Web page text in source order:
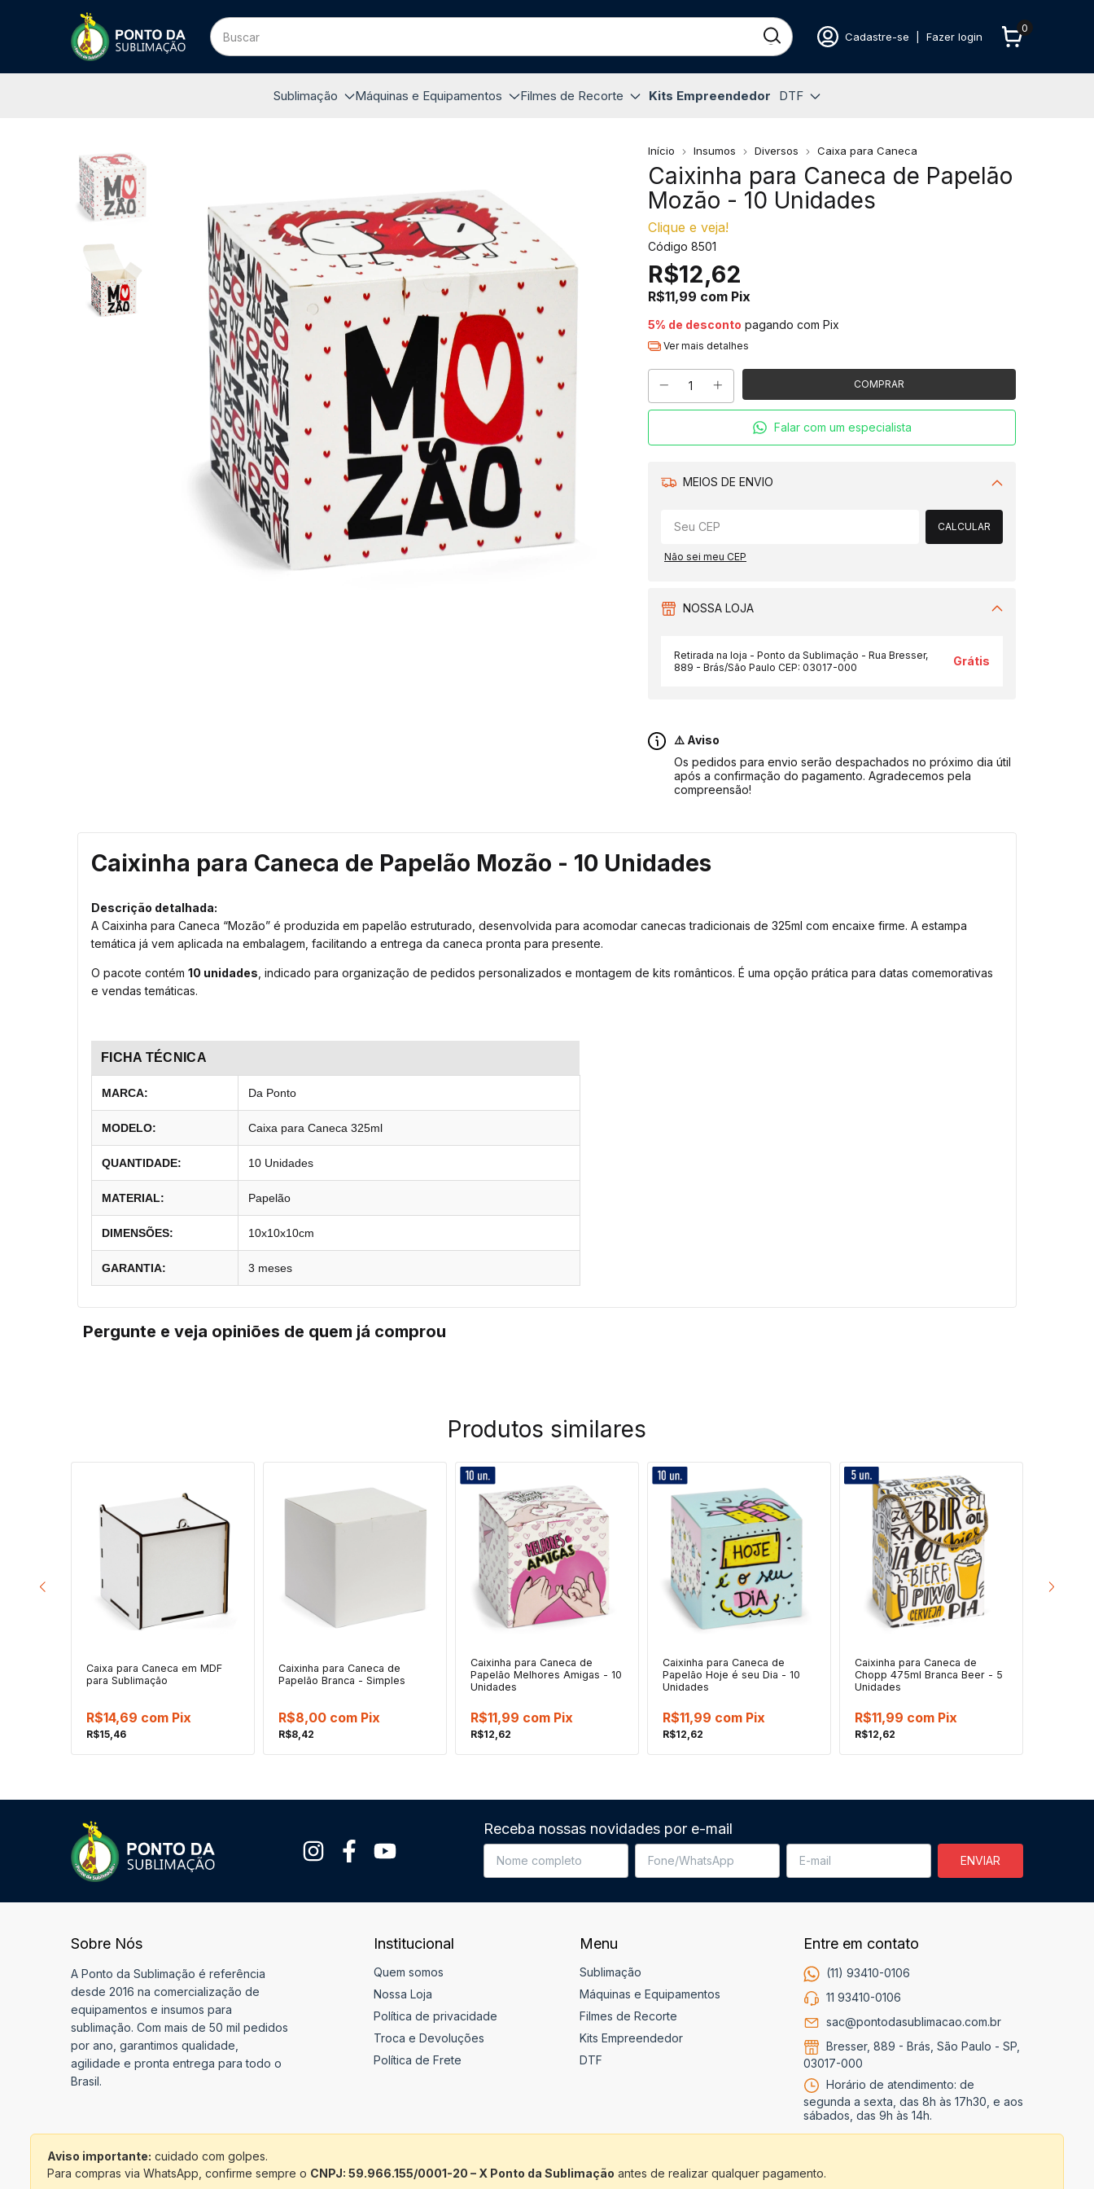
Cadastre-se Fazer login
0
Sublimação Máquinas e Equipamentos Filmes de Recorte Kits Empreendedor DTF
Início Insumos Diversos Caixa para Caneca
Caixinha para Caneca de Papelão
Mozão - 10 Unidades
Clique e veja!
Código 8501
R$12,62
R$11,99 com Pix
5% de desconto pagando com Pix
Ver mais detalhes
Falar com um especialista
MEIOS DE ENVIO
Alterar CEP
CALCULAR
Não sei meu CEP
NOSSA LOJA
Retirada na loja - Ponto da Sublimação - Rua Bresser,
889 - Brás/São Paulo CEP: 03017-000
Grátis
⚠️ Aviso
Os pedidos para envio serão despachados no próximo dia útil
após a confirmação do pagamento. Agradecemos pela
compreensão!
Caixinha para Caneca de Papelão Mozão - 10 Unidades
Descrição detalhada:
A Caixinha para Caneca “Mozão” é produzida em papelão estruturado, desenvolvida para acomodar canecas tradicionais de 325ml com encaixe firme. A estampa
temática já vem aplicada na embalagem, facilitando a entrega da caneca pronta para presente.
O pacote contém 10 unidades , indicado para organização de pedidos personalizados e montagem de kits românticos. É uma opção prática para datas comemorativas
e vendas temáticas.
FICHA TÉCNICA
MARCA: Da Ponto
MODELO: Caixa para Caneca 325ml
QUANTIDADE: 10 Unidades
MATERIAL: Papelão
DIMENSÕES: 10x10x10cm
GARANTIA: 3 meses
Pergunte e veja opiniões de quem já comprou
Produtos similares
Caixa para Caneca em MDF
para Sublimação
R$15,46
R$14,69 com Pix
Caixinha para Caneca de
Papelão Branca - Simples
R$8,42
R$8,00 com Pix
Caixinha para Caneca de
Papelão Melhores Amigas - 10
Unidades
R$12,62
R$11,99 com Pix
Caixinha para Caneca de
Papelão Hoje é seu Dia - 10
Unidades
R$12,62
R$11,99 com Pix
Caixinha para Caneca de
Chopp 475ml Branca Beer - 5
Unidades
R$12,62
R$11,99 com Pix
Receba nossas novidades por e-mail
Sobre Nós
A Ponto da Sublimação é referência
desde 2016 na comercialização de
equipamentos e insumos para
sublimação. Com mais de 50 mil pedidos
por ano, garantimos qualidade,
agilidade e pronta entrega para todo o
Brasil.
Institucional
Quem somos
Nossa Loja
Política de privacidade
Troca e Devoluções
Política de Frete
Menu
Sublimação
Máquinas e Equipamentos
Filmes de Recorte
Kits Empreendedor
DTF
Entre em contato
(11) 93410-0106
11 93410-0106
sac@pontodasublimacao.com.br
Bresser, 889 - Brás, São Paulo - SP,
03017-000
Horário de atendimento: de
segunda a sexta, das 8h às 17h30, e aos
sábados, das 9h às 14h.
Aviso importante: cuidado com golpes.
Para compras via WhatsApp, confirme sempre o CNPJ: 59.966.155/0001-20 – X Ponto da Sublimação antes de realizar qualquer pagamento.